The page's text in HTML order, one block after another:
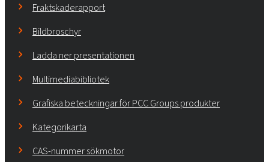
Fraktskaderapport
Bildbroschyr
Ladda ner presentationen
Multimediabibliotek
Grafiska beteckningar för PCC Groups produkter
Kategorikarta
CAS-nummer sökmotor